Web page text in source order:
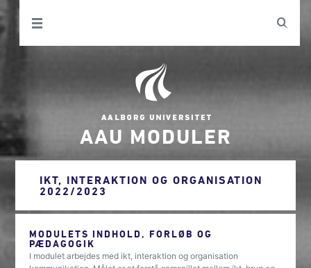
AAU MODULER
IKT, INTERAKTION OG ORGANISATION
2022/2023
MODULETS INDHOLD, FORLØB OG
PÆDAGOGIK
I modulet arbejdes med ikt, interaktion og organisation